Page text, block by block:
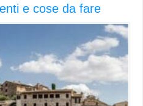
e cose da fare